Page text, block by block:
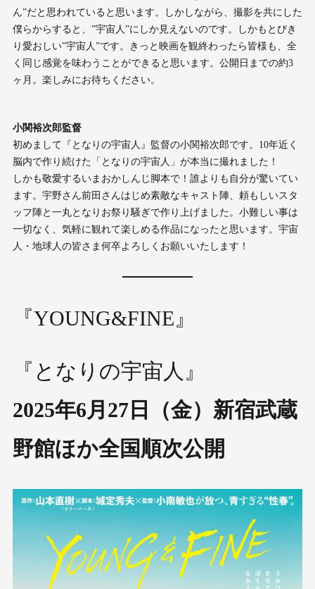
ん”だと思われていると思います。しかしながら、撮影を共にした
僕らからすると、”宇宙人”にしか見えないのです。しかもとびき
り愛おしい”宇宙人”です。きっと映画を観終わったら皆様も、全
く同じ感覚を味わうことができると思います。公開日までの約3
ヶ月。楽しみにお待ちください。
小関裕次郎監督
初めまして『となりの宇宙⼈』監督の⼩関裕次郎です。10年近く
脳内で作り続けた「となりの宇宙⼈」が本当に撮れました！
しかも敬愛するいまおかしんじ脚本で！誰よりも⾃分が驚いてい
ます。宇野さん前⽥さんはじめ素敵なキャスト陣、頼もしいスタ
ッフ陣と⼀丸となりお祭り騒ぎで作り上げました。⼩難しい事は
⼀切なく、気軽に観れて楽しめる作品になったと思います。宇宙
⼈・地球⼈の皆さま何卒よろしくお願いいたします！
『YOUNG&FINE』
『となりの宇宙人』
2025年6月27日（金）新宿武蔵
野館ほか全国順次公開